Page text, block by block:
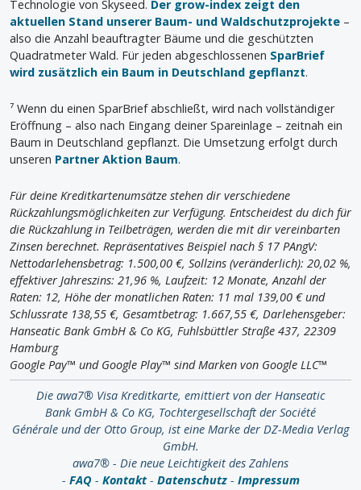
Technologie von Skyseed. Der grow-index zeigt den
aktuellen Stand unserer Baum- und Waldschutzprojekte –
also die Anzahl beauftragter Bäume und die geschützten
Quadratmeter Wald. Für jeden abgeschlossenen SparBrief
wird zusätzlich ein Baum in Deutschland gepflanzt.
⁷ Wenn du einen SparBrief abschließt, wird nach vollständiger
Eröffnung – also nach Eingang deiner Spareinlage – zeitnah ein
Baum in Deutschland gepflanzt. Die Umsetzung erfolgt durch
unseren Partner Aktion Baum.
Für deine Kreditkartenumsätze stehen dir verschiedene
Rückzahlungsmöglichkeiten zur Verfügung. Entscheidest du dich für
die Rückzahlung in Teilbeträgen, werden die mit dir vereinbarten
Zinsen berechnet. Repräsentatives Beispiel nach § 17 PAngV:
Nettodarlehensbetrag: 1.500,00 €, Sollzins (veränderlich): 20,02 %,
effektiver Jahreszins: 21,96 %, Laufzeit: 12 Monate, Anzahl der
Raten: 12, Höhe der monatlichen Raten: 11 mal 139,00 € und
Schlussrate 138,55 €, Gesamtbetrag: 1.667,55 €, Darlehensgeber:
Hanseatic Bank GmbH & Co KG, Fuhlsbüttler Straße 437, 22309
Hamburg
Google Pay™ und Google Play™ sind Marken von Google LLC™
Die awa7® Visa Kreditkarte, emittiert von der Hanseatic
Bank GmbH & Co KG, Tochtergesellschaft der Société
Générale und der Otto Group, ist eine Marke der DZ-Media Verlag
GmbH.
awa7® - Die neue Leichtigkeit des Zahlens
- FAQ - Kontakt- Datenschutz- Impressum